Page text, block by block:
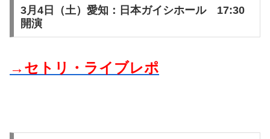
3月4日（土）愛知：日本ガイシホール 17:30
開演
→セトリ・ライブレポ